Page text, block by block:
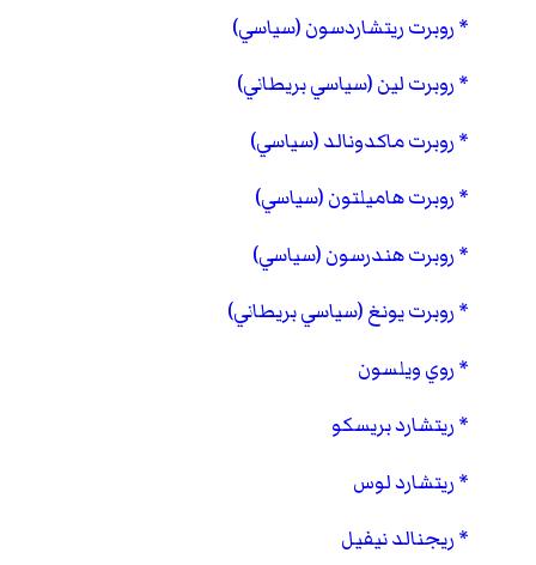
روبرت ريتشاردسون (سياسي)
روبرت لين (سياسي بريطاني)
روبرت ماكدونالد (سياسي)
روبرت هاميلتون (سياسي)
روبرت هندرسون (سياسي)
روبرت يونغ (سياسي بريطاني)
روي ويلسون
ريتشارد بريسكو
ريتشارد لوس
ريجنالد نيفيل